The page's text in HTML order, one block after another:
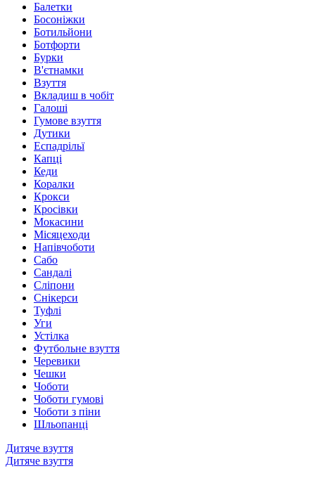
Балетки
Босоніжки
Ботильйони
Ботфорти
Бурки
В'єтнамки
Взуття
Вкладиш в чобіт
Галоші
Гумове взуття
Дутики
Еспадрільї
Капці
Кеди
Коралки
Крокси
Кросівки
Мокасини
Місяцеходи
Напівчоботи
Сабо
Сандалі
Сліпони
Снікерси
Туфлі
Уги
Устілка
Футбольне взуття
Черевики
Чешки
Чоботи
Чоботи гумові
Чоботи з піни
Шльопанці
Дитяче взуття
Дитяче взуття